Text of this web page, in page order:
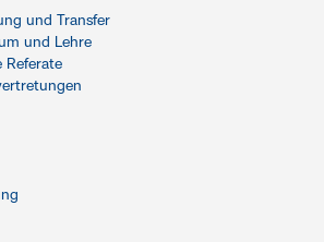
und Transfer
und Lehre
Referate